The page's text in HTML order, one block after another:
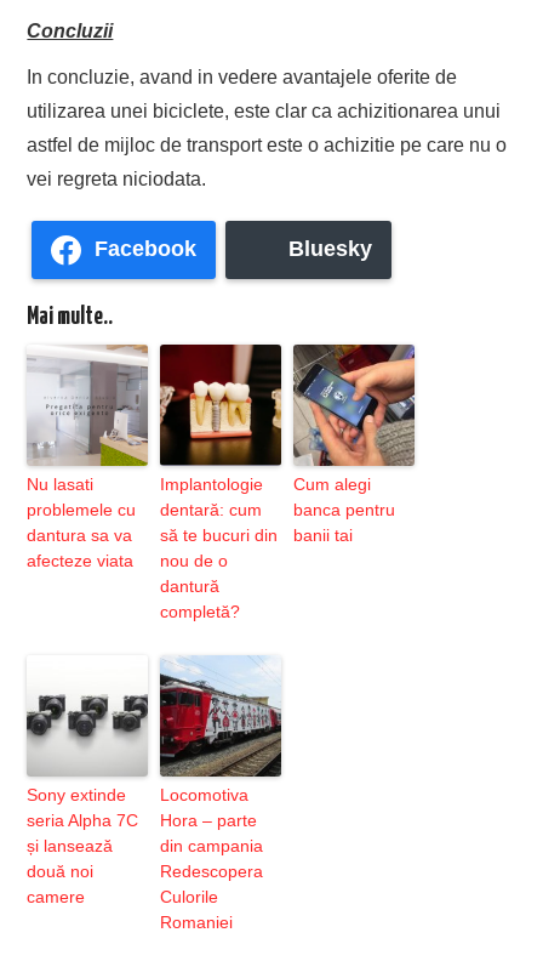
Concluzii
In concluzie, avand in vedere avantajele oferite de
utilizarea unei biciclete, este clar ca achizitionarea unui
astfel de mijloc de transport este o achizitie pe care nu o
vei regreta niciodata.
Facebook Bluesky
Mai multe..
Nu lasati
problemele cu
dantura sa va
afecteze viata
Implantologie
dentară: cum
să te bucuri din
nou de o
dantură
completă?
Cum alegi
banca pentru
banii tai
Sony extinde
seria Alpha 7C
și lansează
două noi
camere
Locomotiva
Hora – parte
din campania
Redescopera
Culorile
Romaniei